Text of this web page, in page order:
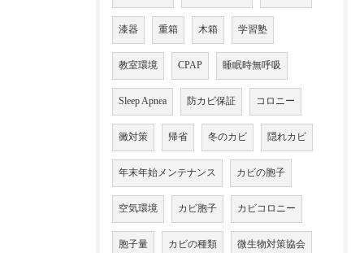
漆器 重箱 木箱 学習塾
教室環境 CPAP 睡眠時無呼吸
Sleep Apnea 防カビ保証 コロニー
黴対策 帰省 冬のカビ 隠れカビ
年末年始メンテナンス カビの胞子
空気環境 カビ胞子 カビコロニー
胞子量 カビの種類 微生物対策協会